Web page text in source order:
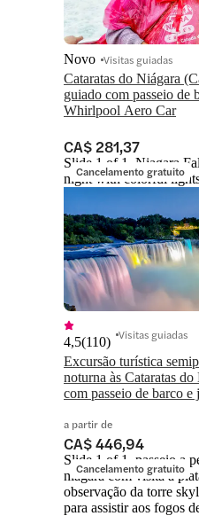
Cataratas do Niágara
guiado com passeio de
Whirlpool Aero Car
Novo Visitas guiadas
CA$ 281,37
Cancelamento gratuito
Slide 1 of 1, Niagara
night with colorful
Excursão turística
noturna às Cataratas
com passeio de barco e
4,5(110) Visitas guiadas
a partir de
CA$ 446,94
Cancelamento gratuito
Slide 1 of 1, passeio a
niágara com visita à
observação da torre
para assistir aos fogos